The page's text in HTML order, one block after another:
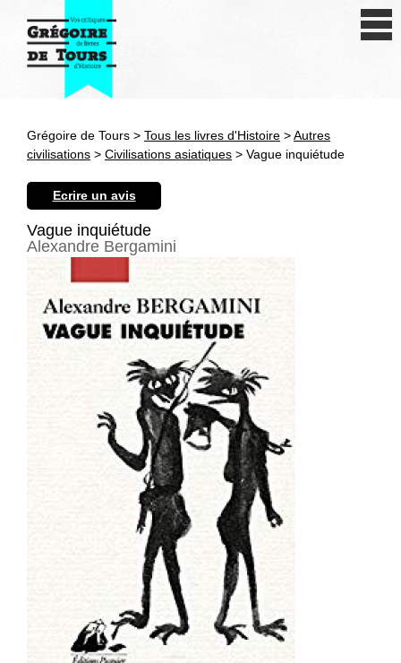
Antiquité
XXe siècle
Autres civilisations
Thématiques
Grégoire de Tours > Tous les livres d'Histoire >Autres
civilisations > Civilisations asiatiques > Vague inquiétude
Ecrire un avis
Vague inquiétude
Alexandre Bergamini